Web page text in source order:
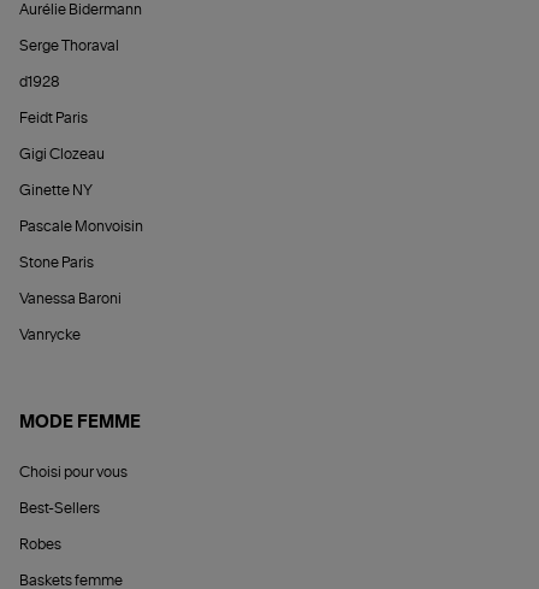
Aurélie Bidermann
Serge Thoraval
d1928
Feidt Paris
Gigi Clozeau
Ginette NY
Pascale Monvoisin
Stone Paris
Vanessa Baroni
Vanrycke
MODE FEMME
Choisi pour vous
Best-Sellers
Robes
Baskets femme